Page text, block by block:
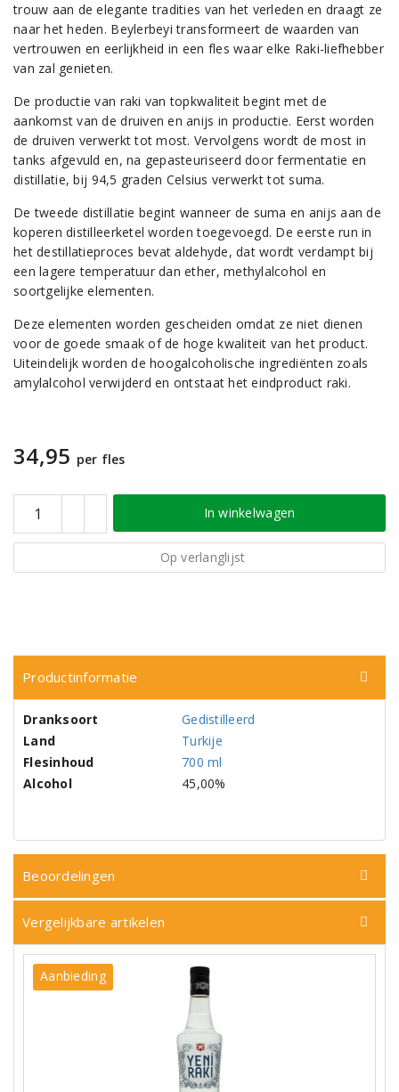
trouw aan de elegante tradities van het verleden en draagt ​​ze
naar het heden. Beylerbeyi transformeert de waarden van
vertrouwen en eerlijkheid in een fles waar elke Raki-liefhebber
van zal genieten.
De productie van raki van topkwaliteit begint met de
aankomst van de druiven en anijs in productie. Eerst worden
de druiven verwerkt tot most. Vervolgens wordt de most in
tanks afgevuld en, na gepasteuriseerd door fermentatie en
distillatie, bij 94,5 graden Celsius verwerkt tot suma.
De tweede distillatie begint wanneer de suma en anijs aan de
koperen distilleerketel worden toegevoegd. De eerste run in
het destillatieproces bevat aldehyde, dat wordt verdampt bij
een lagere temperatuur dan ether, methylalcohol en
soortgelijke elementen.
Deze elementen worden gescheiden omdat ze niet dienen
voor de goede smaak of de hoge kwaliteit van het product.
Uiteindelijk worden de hoogalcoholische ingrediënten zoals
amylalcohol verwijderd en ontstaat het eindproduct raki.
34,95 per fles
In winkelwagen
Op verlanglijst
Productinformatie
Dranksoort
Gedistilleerd
Land
Turkije
Flesinhoud
700 ml
Alcohol
45,00%
Beoordelingen
Vergelijkbare artikelen
Aanbieding